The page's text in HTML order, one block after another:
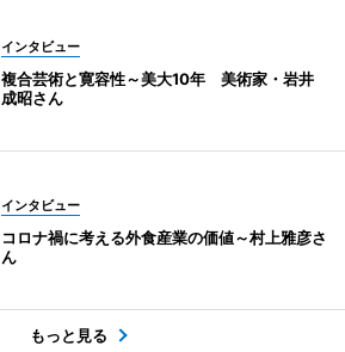
インタビュー
複合芸術と寛容性～美大10年 美術家・岩井
成昭さん
インタビュー
コロナ禍に考える外食産業の価値～村上雅彦さ
ん
もっと見る